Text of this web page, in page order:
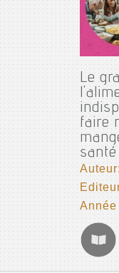
Le
faire
santé